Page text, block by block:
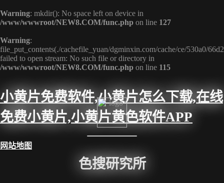
Warning: mkdir(): No space left on device in
/www/wwwroot/NEW8.COM/func.php on line 127
Warning:
file_put_contents(./cachefile_yuan/dgminxin.com/cache/ce/530a0/
failed to open stream: No such file or directory in
/www/wwwroot/NEW8.COM/func.php on line 115
小黄片免费软件,小黄片怎么下载,在线
免费小黄片,小黄片黄色软件APP
色搜研究所
网站地图